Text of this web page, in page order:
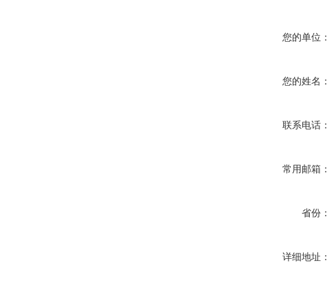
您的单位：
您的姓名：
联系电话：
常用邮箱：
省份：
详细地址：